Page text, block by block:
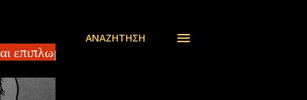
διαμέρισμα 140 τ.μ ΣΠΑΡΤΗ –
ΑΝΑΖΉΤΗΣΗ